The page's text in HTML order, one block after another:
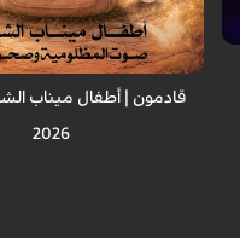
صوت المظلومیة و صحوة الأمة
2026